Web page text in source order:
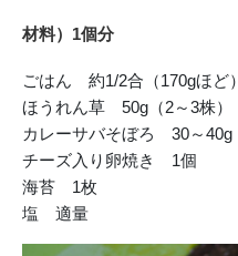
材料）1個分
ごはん 約1/2合（170gほど）
ほうれん草 50g（2～3株）
カレーサバそぼろ 30～40g
チーズ入り卵焼き 1個
海苔 1枚
塩 適量